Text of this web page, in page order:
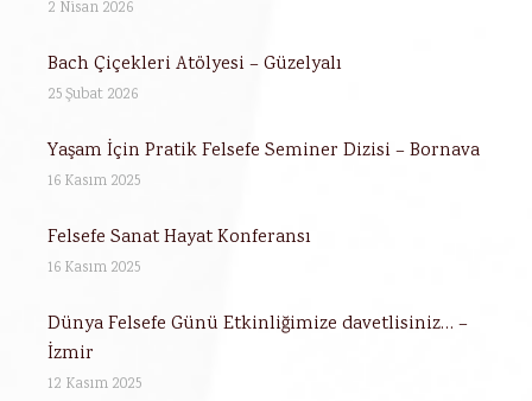
2 Nisan 2026
Bach Çiçekleri Atölyesi – Güzelyalı
25 Şubat 2026
Yaşam İçin Pratik Felsefe Seminer Dizisi – Bornava
16 Kasım 2025
Felsefe Sanat Hayat Konferansı
16 Kasım 2025
Dünya Felsefe Günü Etkinliğimize davetlisiniz… –
İzmir
12 Kasım 2025